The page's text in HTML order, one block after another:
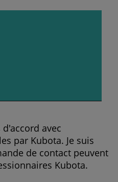
avec
par Kubota. Je suis
de contact peuvent
Kubota.